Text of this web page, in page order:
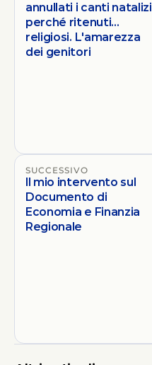
annullati i canti natalizi
perché ritenuti...
religiosi. L'amarezza
dei genitori
SUCCESSIVO
Il mio intervento sul
Documento di
Economia e Finanzia
Regionale